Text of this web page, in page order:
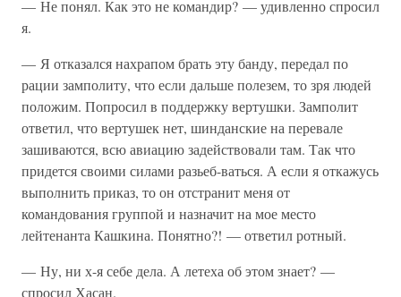
— Не понял. Как это не командир? — удивленно спросил
я.
— Я отказался нахрапом брать эту банду, передал по
рации замполиту, что если дальше полезем, то зря людей
положим. Попросил в поддержку вертушки. Замполит
ответил, что вертушек нет, шинданские на перевале
зашиваются, всю авиацию задействовали там. Так что
придется своими силами разьеб-ваться. А если я откажусь
выполнить приказ, то он отстранит меня от
командования группой и назначит на мое место
лейтенанта Кашкина. Понятно?! — ответил ротный.
— Ну, ни х-я себе дела. А летеха об этом знает? —
спросил Хасан.